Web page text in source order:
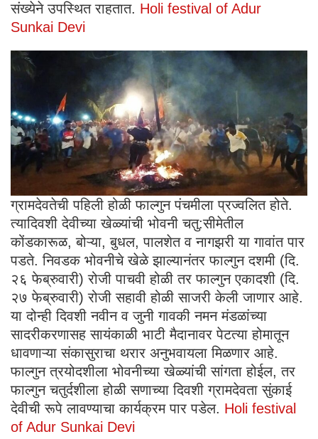
संख्येने उपस्थित राहतात. Holi festival of Adur
Sunkai Devi
ग्रामदेवतेची पहिली होळी फाल्गुन पंचमीला प्रज्वलित होते.
त्यादिवशी देवीच्या खेळ्यांची भोवनी चतु:सीमेतील
कोंडकारूळ, बोऱ्या, बुधल, पालशेत व नागझरी या गावांत पार
पडते. निवडक भोवनीचे खेळे झाल्यानंतर फाल्गुन दशमी (दि.
२६ फेब्रुवारी) रोजी पाचवी होळी तर फाल्गुन एकादशी (दि.
२७ फेब्रुवारी) रोजी सहावी होळी साजरी केली जाणार आहे.
या दोन्ही दिवशी नवीन व जुनी गावकी नमन मंडळांच्या
सादरीकरणासह सायंकाळी भाटी मैदानावर पेटत्या होमातून
धावणाऱ्या संकासुराचा थरार अनुभवायला मिळणार आहे.
फाल्गुन त्रयोदशीला भोवनीच्या खेळ्यांची सांगता होईल, तर
फाल्गुन चतुर्दशीला होळी सणाच्या दिवशी ग्रामदेवता सुंकाई
देवीची रूपे लावण्याचा कार्यक्रम पार पडेल. Holi festival
of Adur Sunkai Devi